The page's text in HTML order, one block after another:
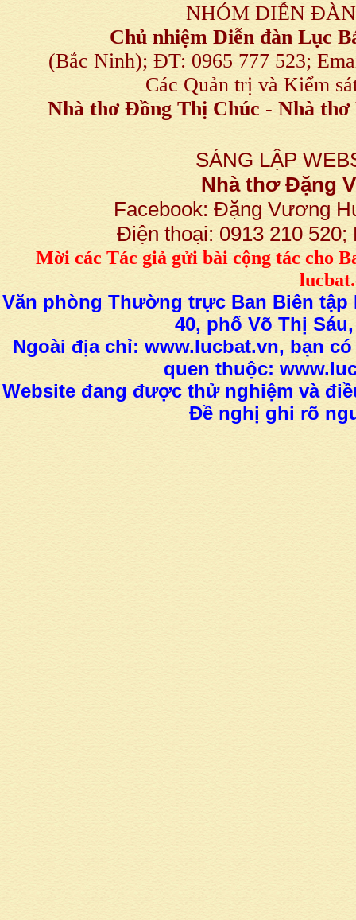
NHÓM DIỄN
Chủ nhiệm Diễn đàn Lục
(Bắc Ninh); ĐT: 0965 777 523;
Các Quản trị và Kiểm
Nhà thơ Đồng Thị Chúc - Nhà thơ
SÁNG LẬP
Nhà thơ Đặng
Facebook: Đặng Vương
Điện thoại: 0913 210
Mời các Tác giả gửi bàicộng tác cho
Văn phòng Thường trực Ban Biên tập
40, phố Võ Thị
Ngoài địa chỉ: www.lucbat.vn, bạn
quen thuộc:
Website đang được thử nghiệm và
Đề nghị ghi rõ